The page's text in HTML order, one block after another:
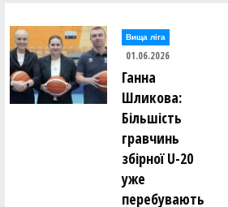
Вища лiга
01.06.2026
Ганна
Шликова:
Більшість
гравчинь
збірної U-20
уже
перебувають